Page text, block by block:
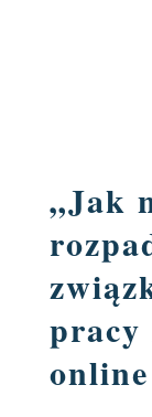
„Jak
pracy
online